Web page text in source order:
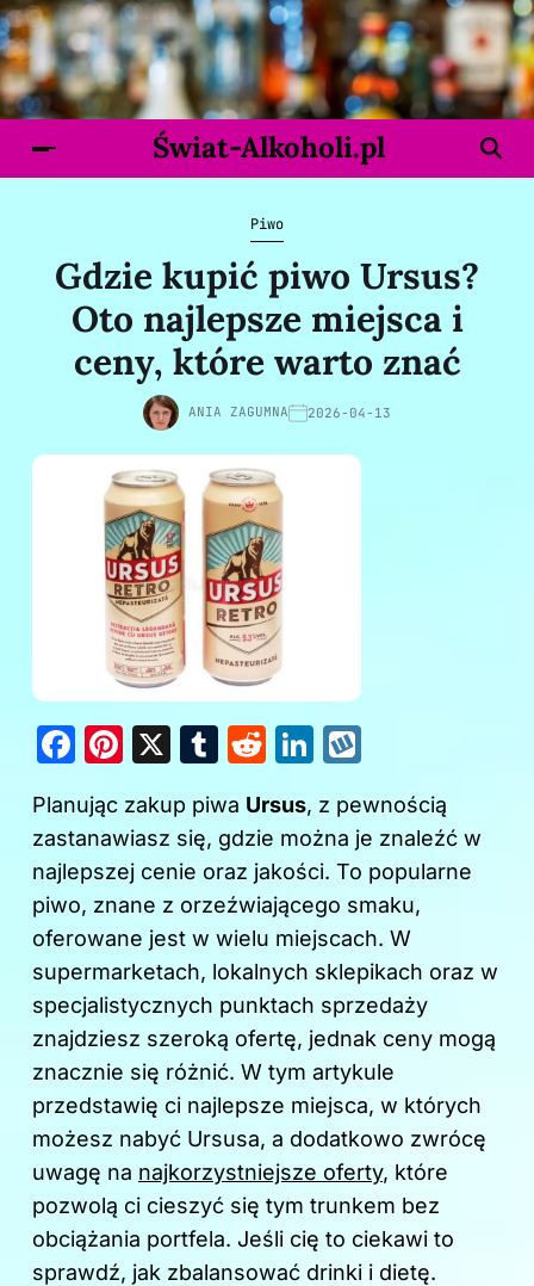
Świat-Alkoholi.pl
Piwo
Gdzie kupić piwo Ursus?
Oto najlepsze miejsca i
ceny, które warto znać
ANIA ZAGUMNA 2026-04-13
F
c
e
b
o
o
k
Pi
er
e
st
X
T
m
bl
r
R
d
di
t
Li
k
e
dI
n
k
o
p
Planując zakup piwa Ursus, z pewnością
zastanawiasz się, gdzie można je znaleźć w
najlepszej cenie oraz jakości. To popularne
piwo, znane z orzeźwiającego smaku,
oferowane jest w wielu miejscach. W
supermarketach, lokalnych sklepikach oraz w
specjalistycznych punktach sprzedaży
znajdziesz szeroką ofertę, jednak ceny mogą
znacznie się różnić. W tym artykule
przedstawię ci najlepsze miejsca, w których
możesz nabyć Ursusa, a dodatkowo zwrócę
uwagę na najkorzystniejsze oferty, które
pozwolą ci cieszyć się tym trunkem bez
obciążania portfela. Jeśli cię to ciekawi to
sprawdź, jak zbalansować drinki i dietę.